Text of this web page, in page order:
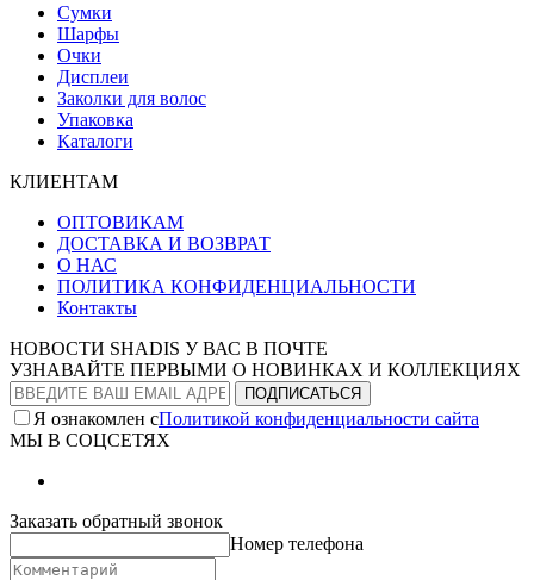
Сумки
Шарфы
Очки
Дисплеи
Заколки для волос
Упаковка
Каталоги
КЛИЕНТАМ
ОПТОВИКАМ
ДОСТАВКА И ВОЗВРАТ
О НАС
ПОЛИТИКА КОНФИДЕНЦИАЛЬНОСТИ
Контакты
НОВОСТИ SHADIS У ВАС В ПОЧТЕ
УЗНАВАЙТЕ ПЕРВЫМИ О НОВИНКАХ И КОЛЛЕКЦИЯХ
Я ознакомлен сПолитикой конфиденциальности сайта
МЫ В СОЦСЕТЯХ
Заказать обратный звонок
Номер телефона